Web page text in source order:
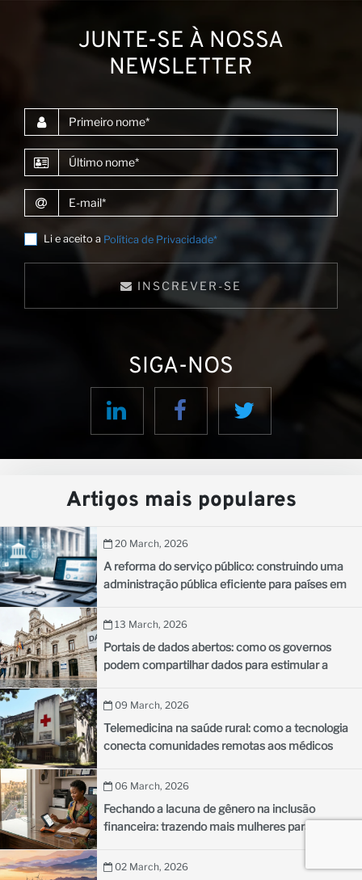
JUNTE-SE À NOSSA
NEWSLETTER
Primeiro nome
Último nome
E-mail
Li e aceito a Política de Privacidade*
INSCREVER-SE
SIGA-NOS
Artigos mais populares
20 March, 2026
A reforma do serviço público: construindo uma
administração pública eficiente para países em
13 March, 2026
Portais de dados abertos: como os governos
podem compartilhar dados para estimular a
09 March, 2026
Telemedicina na saúde rural: como a tecnologia
conecta comunidades remotas aos médicos
06 March, 2026
Fechando a lacuna de gênero na inclusão
financeira: trazendo mais mulheres para o
02 March, 2026